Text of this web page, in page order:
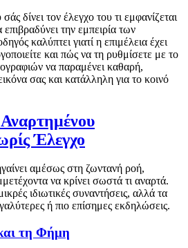
δίνει τον έλεγχο του τι εμφανίζεται
την εμπειρία των
καλύπτει γιατί η επιμέλεια έχει
και πώς να τη ρυθμίσετε με το
να παραμένει καθαρή,
σας και κατάλληλη για το κοινό
Έλεγχο
αμέσως στη ζωντανή ροή,
να κρίνει σωστά τι αναρτά.
ιδιωτικές συναντήσεις, αλλά τα
ή πιο επίσημες εκδηλώσεις.
τη Φήμη